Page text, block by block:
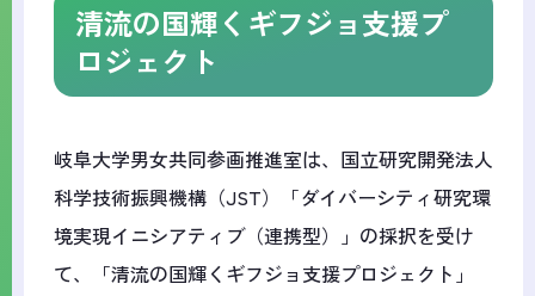
清流の国輝くギフジョ支援プ
ロジェクト
岐阜大学男女共同参画推進室は、国立研究開発法人
科学技術振興機構（JST）「ダイバーシティ研究環
境実現イニシアティブ（連携型）」の採択を受け
て、「清流の国輝くギフジョ支援プロジェクト」